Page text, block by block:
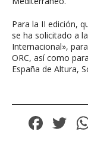
Para la II edición,
se ha solicitado a
Internacional»,
ORC, así como
España de Altura,